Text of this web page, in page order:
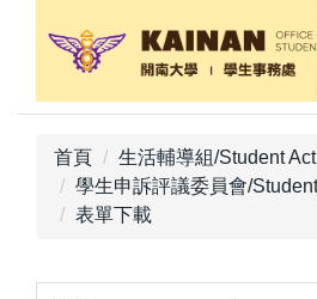
首頁
生活輔導組/Student
學生申訴評議委員會/
表單下載